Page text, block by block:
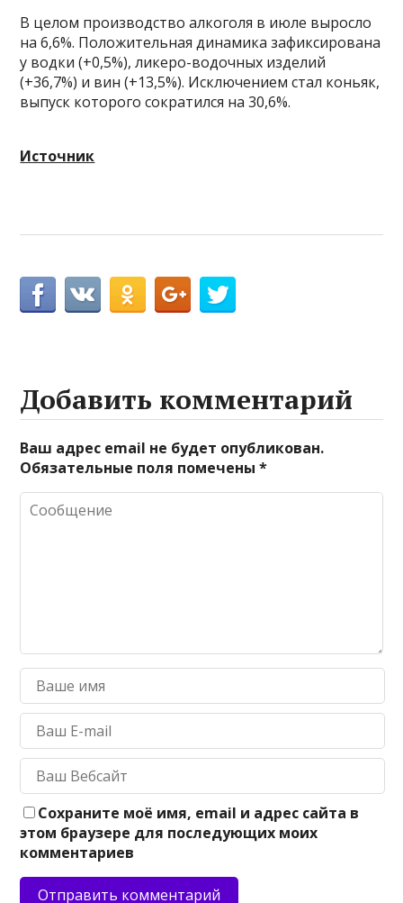
В целом производство алкоголя в июле выросло
на 6,6%. Положительная динамика зафиксирована
у водки (+0,5%), ликеро-водочных изделий
(+36,7%) и вин (+13,5%). Исключением стал коньяк,
выпуск которого сократился на 30,6%.
Источник
Добавить комментарий
Ваш адрес email не будет опубликован.
Обязательные поля помечены*
Сохраните моё имя, email и адрес сайта в
этом браузере для последующих моих
комментариев